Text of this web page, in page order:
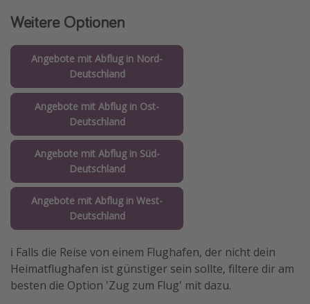
Weitere Optionen
Angebote mit Abflug in Nord-
Deutschland
Angebote mit Abflug in Ost-
Deutschland
Angebote mit Abflug in Süd-
Deutschland
Angebote mit Abflug in West-
Deutschland
ℹ️ Falls die Reise von einem Flughafen, der nicht dein
Heimatflughafen ist günstiger sein sollte, filtere dir am
besten die Option 'Zug zum Flug' mit dazu.